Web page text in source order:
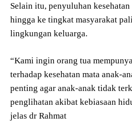
Selain itu, penyuluhan
hingga ke tingkat masyarakat
lingkungan keluarga.
“Kami ingin orang tua
terhadap kesehatan mata anak-
penting agar anak-anak tidak
penglihatan akibat kebiasaan
jelas dr Rahmat